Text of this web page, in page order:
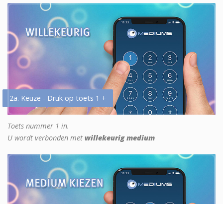
2a. Keuze - Druk op toets 1 +
Toets nummer 1 in.
U wordt verbonden met willekeurig medium